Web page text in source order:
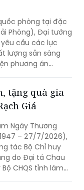
phòng tại đặc
Phòng), Đại tướng
cầu các lực
lượng sẵn sàng
phương án
phòng, an ninh.
tặng quà gia
Giá
Ngày Thương
– 27/7/2026),
tác Bộ Chỉ huy
do Đại tá Chau
CHQS tỉnh làm